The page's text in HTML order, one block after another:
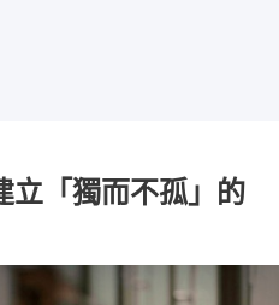
立「獨而不孤」的